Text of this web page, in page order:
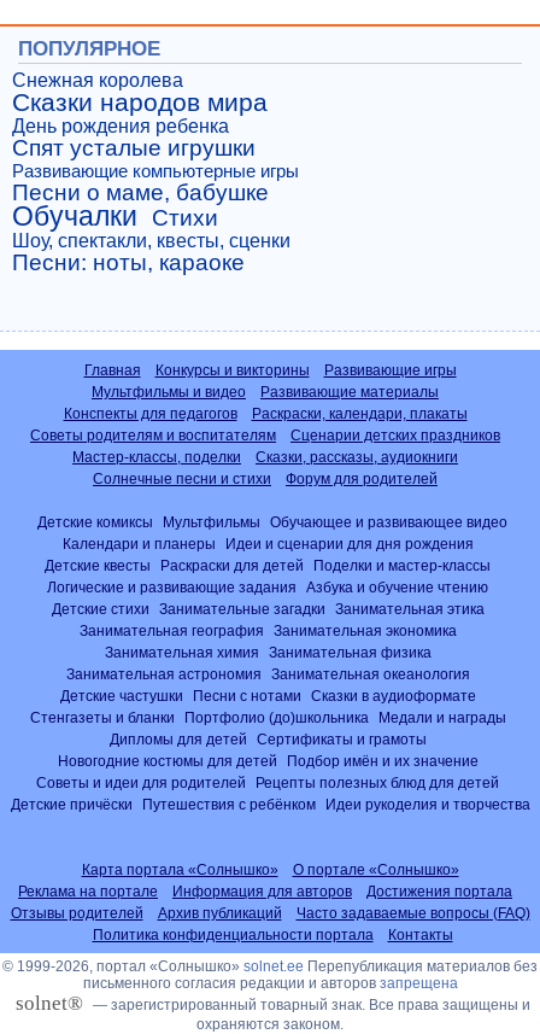
ПОПУЛЯРНОЕ
Снежная королева
Сказки народов мира
День рождения ребенка
Спят усталые игрушки
Развивающие компьютерные игры
Песни о маме, бабушке
Обучалки Стихи
Шоу, спектакли, квесты, сценки
Песни: ноты, караоке
Главная Конкурсы и викторины
Развивающие игры
Мультфильмы и видео
Развивающие материалы
Конспекты для педагогов
Раскраски, календари, плакаты
Советы родителям и воспитателям
Сценарии детских праздников
Мастер-классы, поделки
Сказки, рассказы, аудиокниги
Солнечные песни и стихи
Форум для родителей
Детские комиксы Мультфильмы
Обучающее и развивающее видео
Календари и планеры
Идеи и сценарии для дня рождения
Детские квесты
Раскраски для детей
Поделки и мастер-классы
Логические и развивающие задания
Азбука и обучение чтению
Детские стихи
Занимательные загадки
Занимательная этика
Занимательная география
Занимательная экономика
Занимательная химия
Занимательная физика
Занимательная астрономия
Занимательная океанология
Детские частушки
Песни с нотами
Сказки в аудиоформате
Стенгазеты и бланки
Портфолио (до)школьника
Медали и награды
Дипломы для детей
Сертификаты и грамоты
Новогодние костюмы для детей
Подбор имён и их значение
Советы и идеи для родителей
Рецепты полезных блюд для детей
Детские причёски
Путешествия с ребёнком Идеи рукоделия и творчества
Карта портала «Солнышко»
О портале «Солнышко»
Реклама на портале
Информация для авторов
Достижения портала
Отзывы родителей
Архив публикаций
Часто задаваемые вопросы (FAQ)
Политика конфиденциальности портала
Контакты
© 1999-2026, портал «Солнышко» solnet.ee Перепубликация материалов без
письменного согласия редакции и авторов запрещена
solnet® — зарегистрированный товарный знак. Все права защищены и
охраняются законом.